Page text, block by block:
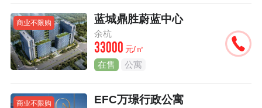
商业不限购 蓝城鼎胜蔚蓝中心
余杭
33000 元/㎡
在售 公寓
商业不限购 EFC万璟行政公寓